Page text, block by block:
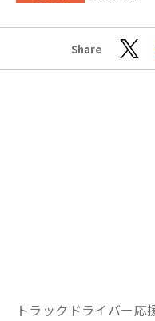
Share
トラックドライバー応